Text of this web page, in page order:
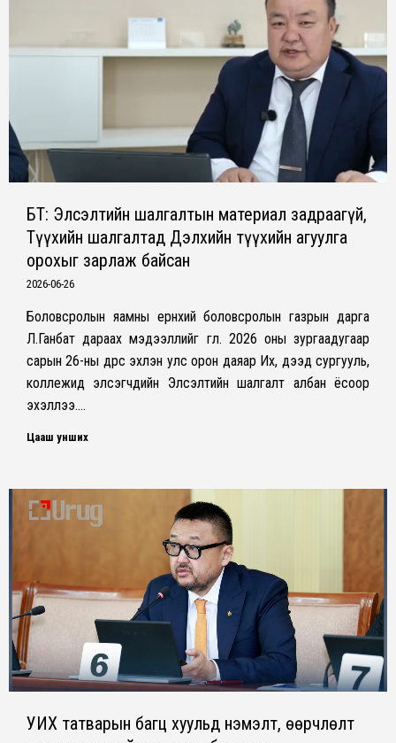
БҮТ: Элсэлтийн шалгалтын материал задраагүй,
Түүхийн шалгалтад Дэлхийн түүхийн агуулга
орохыг зарлаж байсан
2026-06-26
Боловсролын яамны ерөнхий боловсролын газрын дарга
Л.Ганбат дараах мэдээллийг өглөө. 2026 оны зургаадугаар
сарын 26-ны өдрөөс эхлэн улс орон даяар Их, дээд сургууль,
коллежид элсэгчдийн Элсэлтийн шалгалт албан ёсоор
эхэллээ.…
Цааш унших
УИХ татварын багц хуульд нэмэлт, өөрчлөлт